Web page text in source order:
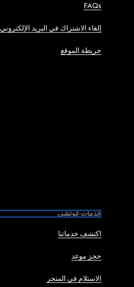
FAQs
إلغاء الاشتراك في البريد الإلكتروني
خريطة الموقع
خدمات غوتشي
اكتشف خدماتنا
حجز موعد
الاستلام في المتجر